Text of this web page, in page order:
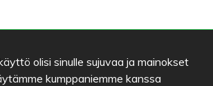
olisi sinulle sujuvaa ja mainokset
kumppaniemme kanssa